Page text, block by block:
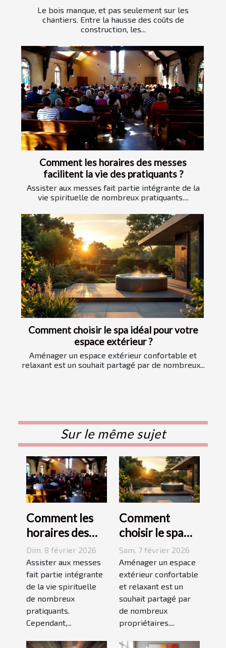
Le bois manque, et pas seulement sur les
chantiers. Entre la hausse des coûts de
construction, les...
Comment les horaires des messes
facilitent la vie des pratiquants ?
Assister aux messes fait partie intégrante de la
vie spirituelle de nombreux pratiquants....
Comment choisir le spa idéal pour votre
espace extérieur ?
Aménager un espace extérieur confortable et
relaxant est un souhait partagé par de nombreux...
Sur le même sujet
Comment les
horaires des
messes
facilitent la vie
des pratiquants
?
Dim. 8 février 2026
Assister aux messes
fait partie intégrante
de la vie spirituelle
de nombreux
pratiquants.
Cependant,...
Comment
choisir le spa
idéal pour
votre espace
extérieur ?
Sam. 7 février 2026
Aménager un espace
extérieur confortable
et relaxant est un
souhait partagé par
de nombreux
propriétaires....